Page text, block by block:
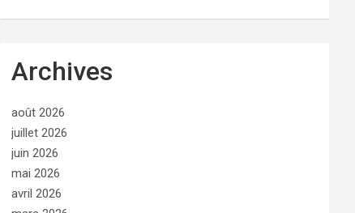
Archives
août 2026
juillet 2026
juin 2026
mai 2026
avril 2026